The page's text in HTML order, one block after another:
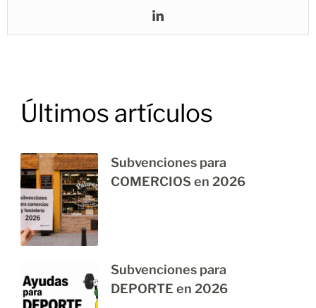
Últimos artículos
Subvenciones para
COMERCIOS en 2026
Subvenciones para
DEPORTE en 2026